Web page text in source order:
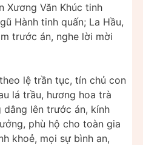
Xương Văn Khúc tinh
Hành tinh quấn; La Hầu,
trước án, nghe lời mời
lệ trần tục, tín chủ con
lá trầu, hương hoa trà
lên trước án, kính
phù hộ cho toàn gia
khoẻ, mọi sự bình an,